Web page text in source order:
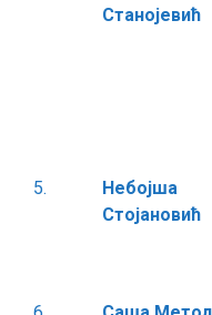
Станојевић
5.
Небојша
Стојановић